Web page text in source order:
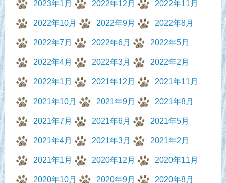
2023年1月 2022年12月 2022年11月
2022年10月 2022年9月 2022年8月
2022年7月 2022年6月 2022年5月
2022年4月 2022年3月 2022年2月
2022年1月 2021年12月 2021年11月
2021年10月 2021年9月 2021年8月
2021年7月 2021年6月 2021年5月
2021年4月 2021年3月 2021年2月
2021年1月 2020年12月 2020年11月
2020年10月 2020年9月 2020年8月